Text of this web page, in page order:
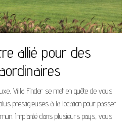
allié pour des
Villa Finder se met en quête de vous
prestigieuses à la location pour passer
Implanté dans plusieurs pays, vous